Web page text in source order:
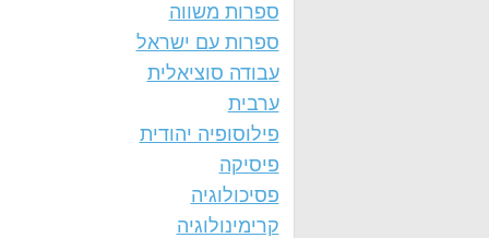
ספרות משווה
ספרות עם ישראל
עבודה סוציאלית
ערבית
פילוסופיה יהודית
פיסיקה
פסיכולוגיה
קרימינולוגיה